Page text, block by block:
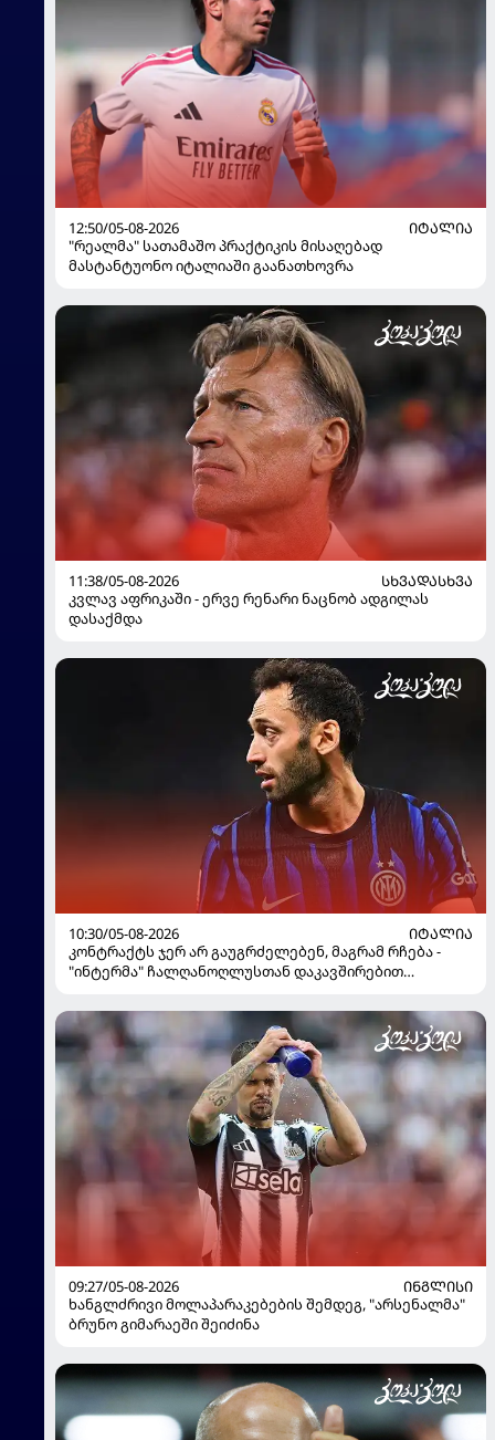
12:50/05-08-2026
ᲘᲢᲐᲚᲘᲐ
"რეალმა" სათამაშო პრაქტიკის მისაღებად
მასტანტუონო იტალიაში გაანათხოვრა
11:38/05-08-2026
ᲡᲮᲕᲐᲓᲐᲡᲮᲕᲐ
კვლავ აფრიკაში - ერვე რენარი ნაცნობ ადგილას
დასაქმდა
10:30/05-08-2026
ᲘᲢᲐᲚᲘᲐ
კონტრაქტს ჯერ არ გაუგრძელებენ, მაგრამ რჩება -
"ინტერმა" ჩალღანოღლუსთან დაკავშირებით
09:27/05-08-2026
ᲘᲜᲒᲚᲘᲡᲘ
ხანგლძრივი მოლაპარაკებების შემდეგ, "არსენალმა"
ბრუნო გიმარაეში შეიძინა